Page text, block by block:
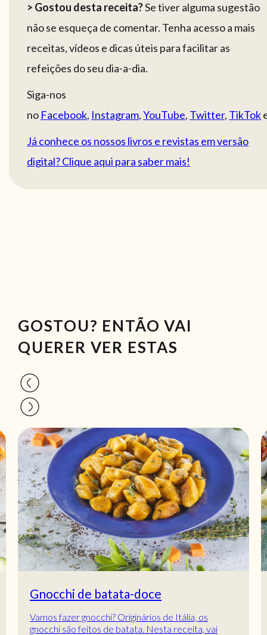
> Gostou desta receita?Se tiver alguma sugestão
não se esqueça de comentar. Tenha acesso a mais
receitas, vídeos e dicas úteis para facilitar as
refeições do seu dia-a-dia.
Siga-nos
no Facebook, Instagram,YouTube, Twitter, TikTok
Já conhece os nossos livros e revistas em versão
digital? Clique aqui para saber mais!
GOSTOU? ENTÃO VAI
QUERER VER ESTAS
Gnocchi de batata-doce
Vamos fazer gnocchi? Originários de Itália, os
gnocchi são feitos de batata. Nesta receita, vai